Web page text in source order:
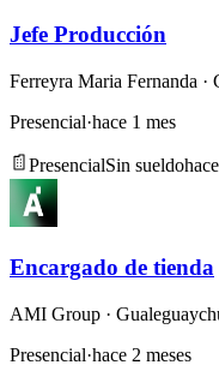
Jefe Producción
Ferreyra Maria Fernanda ·
Presencial·hace 1 mes
PresencialSin sueldo
Encargado de tienda
AMI Group ·
Presencial·hace 2 meses